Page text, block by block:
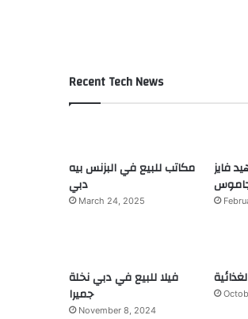
Recent Tech News
مكاتب للبيع في البزنس بيه
دبي
March 24, 2025
فايز
فيلا للبيع في دبي نخلة
جميرا
November 8, 2024